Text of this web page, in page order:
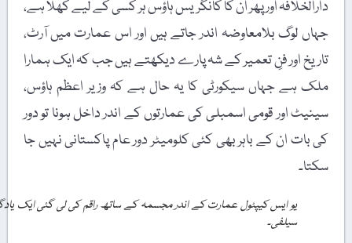
دارالخلافہ اور پھر ان کا کانگریس ہاؤس ہر کسی کے لیے کھلا ہے،
جہاں لوگ بلامعاوضہ اندر جاتے ہیں اور اس عمارت میں آرٹ،
تاریخ اور فنِ تعمیر کے شہ پارے دیکھتے ہیں جب کہ ایک ہمارا
ملک ہے جہاں سیکورٹی کا یہ حال ہے کہ وزیر اعظم ہاؤس،
سینیٹ اور قومی اسمبلی کی عمارتوں کے اندر داخل ہونا تو دور
کی بات ان کے باہر بھی کئی کلومیٹر دور عام پاکستانی نہیں جا
سکتا۔
یو ایس کیپٹول عمارت کے اندر مجسمہ کے ساتھ راقم کی لی گئی ایک یادگار
سیلفی۔